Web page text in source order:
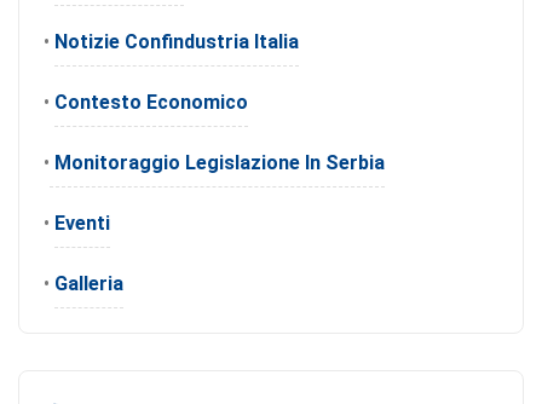
• Notizie Confindustria Italia
• Contesto Economico
• Monitoraggio Legislazione In Serbia
• Eventi
• Galleria